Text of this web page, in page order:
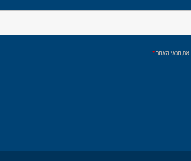
את תנאי האתר*